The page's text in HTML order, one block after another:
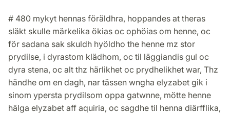
# 480 mykyt hennas föräldhra, hoppandes at theras
släkt skulle märkelika ökias oc ophöias om henne, oc
för sadana sak skuldh hyöldho the henne mz stor
prydilse, i dyrastom klädhom, oc til läggiandis gul oc
dyra stena, oc alt thz härlikhet oc prydhelikhet war, Thz
händhe om en dagh, nar tässen wngha elyzabet gik i
sinom ypersta prydilsom oppa gatwnne, mötte henne
hälga elyzabet aff aquiria, oc sagdhe til henna diärfflika,